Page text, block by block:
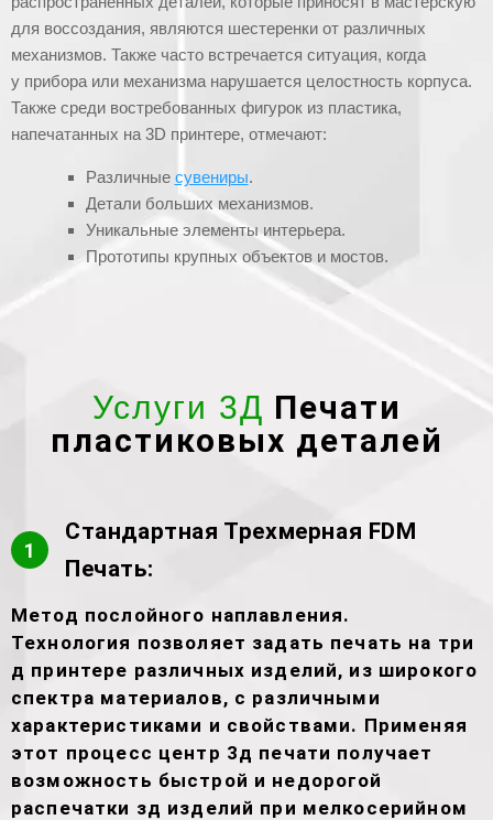
для воссоздания, являются шестеренки от различных
механизмов. Также часто встречается ситуация, когда
у прибора или механизма нарушается целостность корпуса.
Также среди востребованных фигурок из пластика,
напечатанных на 3D принтере, отмечают:
Различные сувениры.
Детали больших механизмов.
Уникальные элементы интерьера.
Прототипы крупных объектов и мостов.
Услуги 3Д Печати
пластиковых деталей
1
Стандартная Трехмерная FDM
Печать:
Метод послойного наплавления.
Технология позволяет задать печать на три
д принтере различных изделий, из широкого
спектра материалов, с различными
характеристиками и свойствами. Применяя
этот процесс центр 3д печати получает
возможность быстрой и недорогой
распечатки зд изделий при мелкосерийном